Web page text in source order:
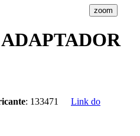
zoom
: 133471
Link do